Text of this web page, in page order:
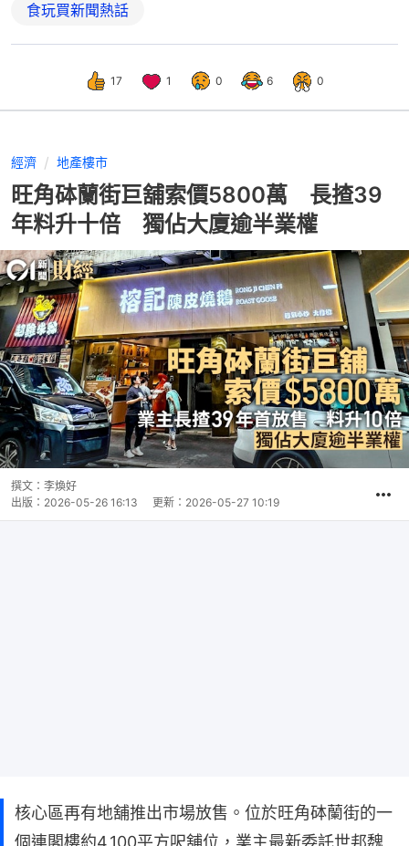
食玩買新聞熱話
17 1 0 6 0
經濟 地產樓市
旺角砵蘭街巨舖索價5800萬 長揸39
年料升十倍 獨佔大廈逾半業權
撰文： 李煥好
出版： 2026-05-26 16:13 更新： 2026-05-27 10:19
核心區再有地舖推出市場放售。位於旺角砵蘭街的一
個連閣樓約4,100平方呎舖位，業主最新委託世邦魏